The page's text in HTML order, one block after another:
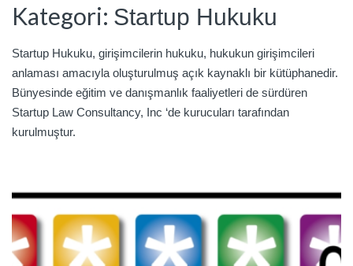
Kategori: Startup Hukuku
Startup Hukuku, girişimcilerin hukuku, hukukun girişimcileri
anlaması amacıyla oluşturulmuş açık kaynaklı bir kütüphanedir.
Bünyesinde eğitim ve danışmanlık faaliyetleri de sürdüren
Startup Law Consultancy, Inc ‘de kurucuları tarafından
kurulmuştur.